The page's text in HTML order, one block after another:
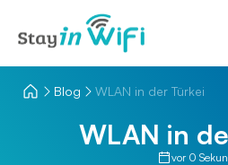
Blog WLAN in der Türkei
WLAN in
vor 0